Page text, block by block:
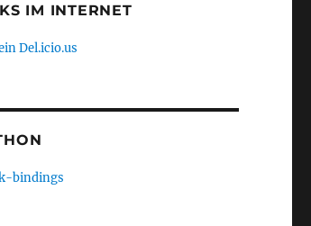
IM INTERNET
Del.icio.us
bindings